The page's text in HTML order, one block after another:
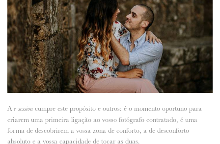
A e-session cumpre este propósito e outros: é o momento oportuno para
criarem uma primeira ligação ao vosso fotógrafo contratado, é uma
forma de descobrirem a vossa zona de conforto, a de desconforto
absoluto e a vossa capacidade de tocar as duas.